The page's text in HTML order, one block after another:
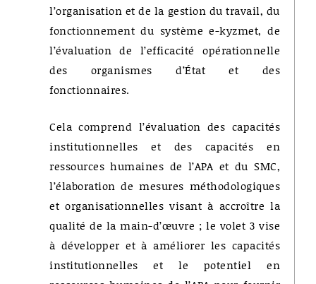
l’organisation et de la gestion du travail, du
fonctionnement du système e-kyzmet, de
l’évaluation de l’efficacité opérationnelle
des organismes d’État et des
fonctionnaires.
Cela comprend l’évaluation des capacités
institutionnelles et des capacités en
ressources humaines de l’APA et du SMC,
l’élaboration de mesures méthodologiques
et organisationnelles visant à accroître la
qualité de la main-d’œuvre ; le volet 3 vise
à développer et à améliorer les capacités
institutionnelles et le potentiel en